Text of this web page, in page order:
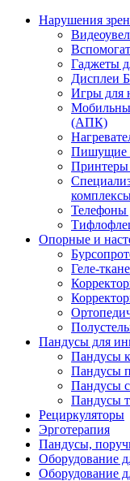
Нарушения
Гаджеты
Дисплеи
Игры для
(АПК)
Пишущие
Принтеры
Телефоны
Опорные и
Геле-
Пандусы для
Пандусы
Пандусы
Пандусы
Пандусы
Рециркуляторы
Эрготерапия
Пандусы,
Оборудование
Оборудование